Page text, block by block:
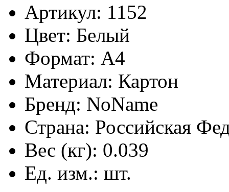
Артикул: 1152
Цвет: Белый
Формат: А4
Материал: Картон
Бренд: NoName
Страна: Российская
Вес (кг): 0.039
Ед. изм.: шт.